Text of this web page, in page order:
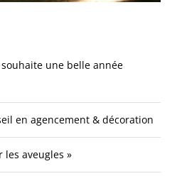
une belle année
en agencement & décoration
les aveugles »